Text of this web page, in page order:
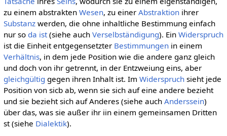
zu einem abstrakten Wesen, zu einer Abstraktionihrer
Substanzwerden, die ohne inhaltliche Bestimmung einfach
nur so da ist(siehe auch Verselbständigung). Ein Widerspruch
ist die Einheit entgegensetzter Bestimmungenin einem
Verhältnis, in dem jede Position wie die andere ganz gleich
und doch von ihr getrennt, in der Entzweiung eins, aber
gleichgültig gegen ihren Inhalt ist. Im Widerspruchsieht jede
Position von sicb ab, wenn sie sich auf eine andere bezieht
und sie bezieht sich auf Anderes (siehe auch Anderssein)
über das, was sie außer ihr iin einem gemeinsamen Dritten
st (siehe Dialektik).